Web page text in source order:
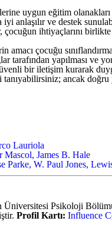
uygun eğitim olanakları
iyi anlaşılır ve destek
ihtiyaçlarını
amacı çocuğu
tarafından yapılması ve
bir iletişim kurarak
ancak
Lauriola
Mascol, James B. Hale
Parke, W. Paul Jones,
Üniversitesi Psikoloji
Profil Kartı: Influence